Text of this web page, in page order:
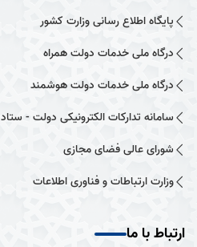
پایگاه اطلاع رسانی وزارت کشور
درگاه ملی خدمات دولت همراه
درگاه ملی خدمات دولت هوشمند
سامانه تدارکات الکترونیکی دولت - ستاد
شورای عالی فضای مجازی
وزارت ارتباطات و فناوری اطلاعات
ارتباط با ما